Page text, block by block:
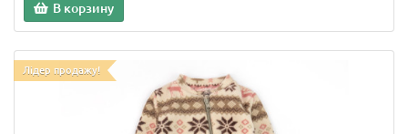
В корзину
Лідер продажу!